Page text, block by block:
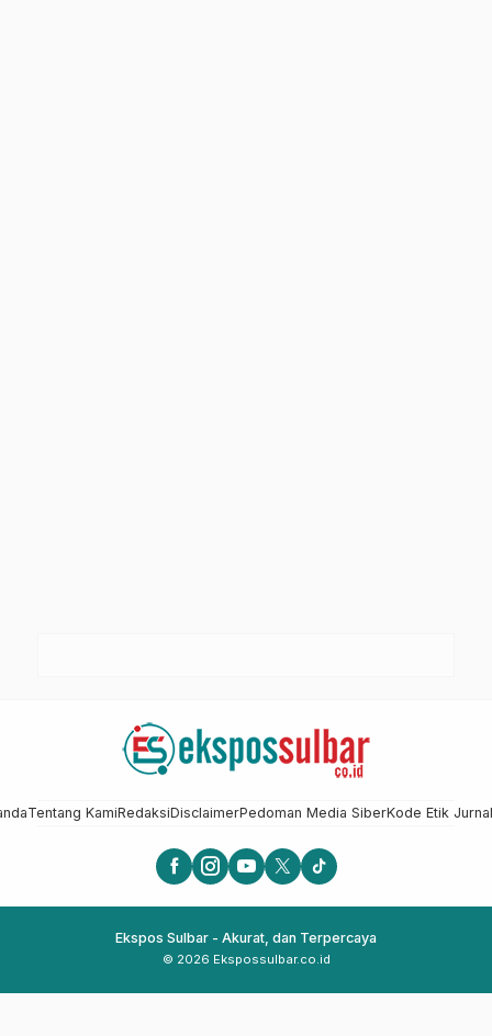
Tentang KamiRedaksiDisclaimerPedoman Media SiberKode Etik
Ekspos Sulbar - Akurat, dan Terpercaya
© 2026 Ekspossulbar.co.id